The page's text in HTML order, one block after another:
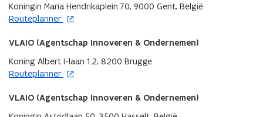
i
e
w
e
n
s
t
t
i
n
i
e
w
Koningin Maria Hendrikaplein 70, 9000 Gent, België
Routeplanner
o
e
t
i
n
VLAIO (Agentschap Innoveren & Ondernemen)
Koning Albert I-laan 1.2, 8200 Brugge
Routeplanner
o
e
VLAIO (Agentschap Innoveren & Ondernemen)